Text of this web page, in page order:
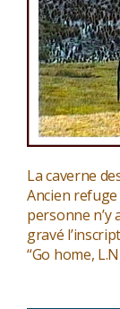
La caverne
Ancien refuge
personne n’y
gravé
“Go home,